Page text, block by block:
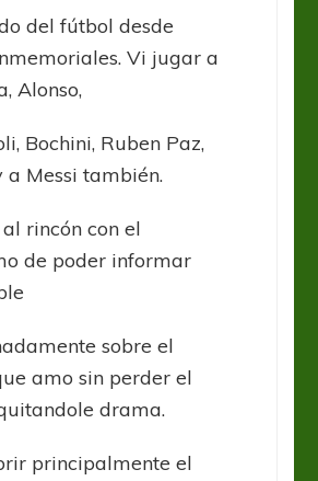
del fútbol desde
Vi jugar a
Alonso,
Bochini, Ruben Paz,
a Messi también.
rincón con el
de poder informar
sobre el
amo sin perder el
drama.
principalmente el